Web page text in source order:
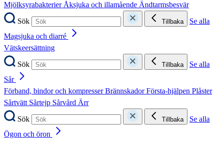
MjölksyrabakterierÅksjuka och illamående Ändtarmsbesvär
Sök
Tillbaka
Se alla
Magsjuka och diarré
Vätskeersättning
Sök
Tillbaka
Se alla
Sår
Förband, bindor och kompresserBrännskadorFörsta-hjälpen Plåster
Sårtvätt Sårtejp Sårvård Ärr
Sök
Tillbaka
Se alla
Ögon och öron